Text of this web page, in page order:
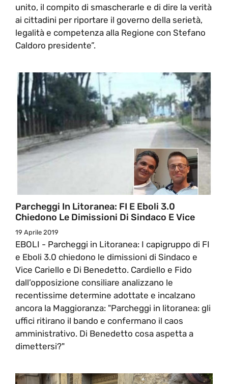
unito, il compito di smascherarle e di dire la verità
ai cittadini per riportare il governo della serietà,
legalità e competenza alla Regione con Stefano
Caldoro presidente”.
Parcheggi In Litoranea: FI E Eboli 3.0
Chiedono Le Dimissioni Di Sindaco E Vice
19 Aprile 2019
EBOLI - Parcheggi in Litoranea: I capigruppo di FI
e Eboli 3.0 chiedono le dimissioni di Sindaco e
Vice Cariello e Di Benedetto. Cardiello e Fido
dall’opposizione consiliare analizzano le
recentissime determine adottate e incalzano
ancora la Maggioranza: "Parcheggi in litoranea: gli
uffici ritirano il bando e confermano il caos
amministrativo. Di Benedetto cosa aspetta a
dimettersi?"